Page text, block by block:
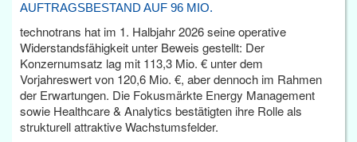
AUFTRAGSBESTAND AUF 96 MIO.
technotrans hat im 1. Halbjahr 2026 seine operative
Widerstandsfähigkeit unter Beweis gestellt: Der
Konzernumsatz lag mit 113,3 Mio. € unter dem
Vorjahreswert von 120,6 Mio. €, aber dennoch im Rahmen
der Erwartungen. Die Fokusmärkte Energy Management
sowie Healthcare & Analytics bestätigten ihre Rolle als
strukturell attraktive Wachstumsfelder.